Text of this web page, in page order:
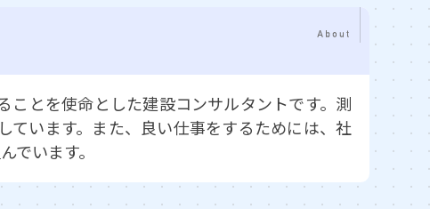
とを使命とした建設コンサルタントです。測
ています。また、良い仕事をするためには、社
でいます。